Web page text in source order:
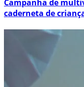
Campanha de
caderneta de